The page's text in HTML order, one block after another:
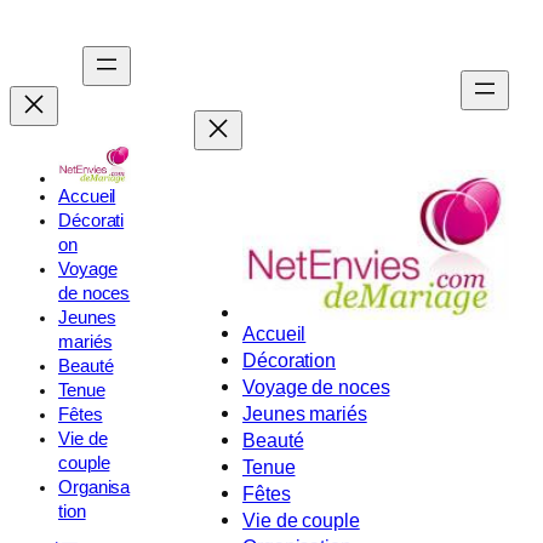
Accueil
Décorati
on
Voyage
de noces
Jeunes
mariés
Beauté
Tenue
Fêtes
Vie de
couple
Organisa
tion
Accueil
Décoration
Voyage de noces
Jeunes mariés
Beauté
Tenue
Fêtes
Vie de couple